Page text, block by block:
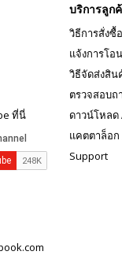
ที่นี่
บริการลูก
วิธีการสั่งซื้อ
แจ้งการโอ
วิธีจัดส่งสิน
ตรวจสอบถ
ดาวน์โหลด
แคตตาล็อก
Support